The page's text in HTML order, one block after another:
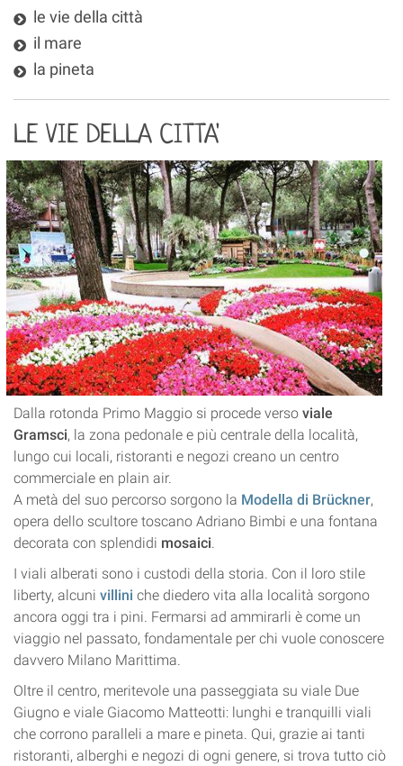
le vie della città
il mare
la pineta
LE VIE DELLA CITTA'
Dalla rotonda Primo Maggio si procede verso viale
Gramsci, la zona pedonale e più centrale della località,
lungo cui locali, ristoranti e negozi creano un centro
commerciale en plain air.
A metà del suo percorso sorgono la Modella di Brückner,
opera dello scultore toscano Adriano Bimbi e una fontana
decorata con splendidi mosaici.
I viali alberati sono i custodi della storia. Con il loro stile
liberty, alcuni villini che diedero vita alla località sorgono
ancora oggi tra i pini. Fermarsi ad ammirarli è come un
viaggio nel passato, fondamentale per chi vuole conoscere
davvero Milano Marittima.
Oltre il centro, meritevole una passeggiata su viale Due
Giugno e viale Giacomo Matteotti: lunghi e tranquilli viali
che corrono paralleli a mare e pineta. Qui, grazie ai tanti
ristoranti, alberghi e negozi di ogni genere, si trova tutto ciò